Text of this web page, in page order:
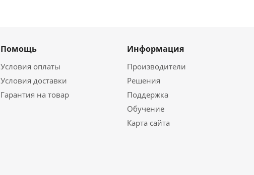
Помощь
Условия оплаты
Условия доставки
Гарантия на товар
Информация
Производители
Решения
Поддержка
Обучение
Карта сайта